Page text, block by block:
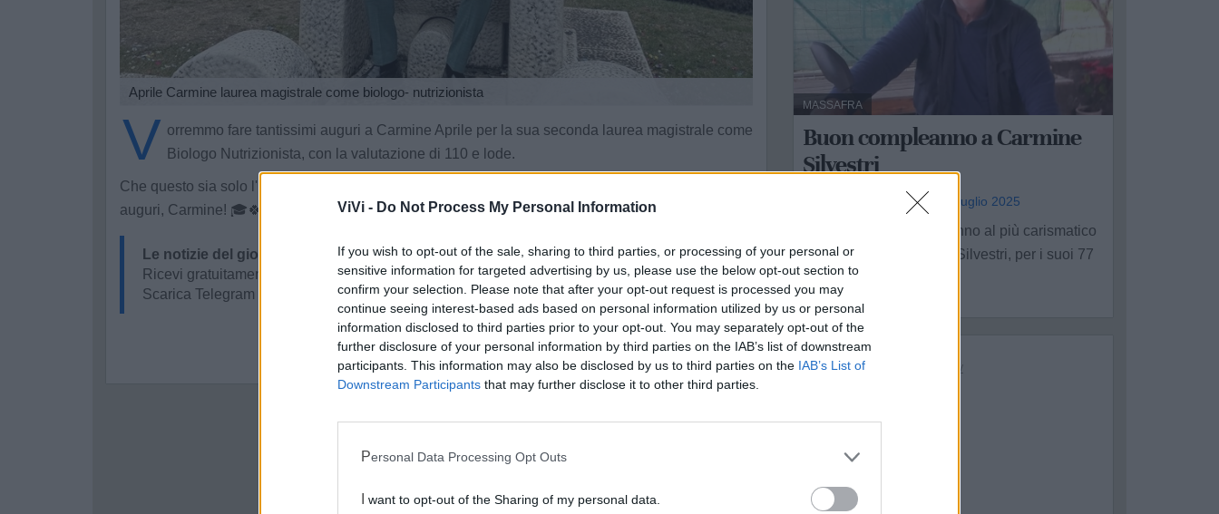
ViVi - Do Not Process My Personal Information
If you wish to opt-out of the sale, sharing to third parties, or processing of your personal or
sensitive information for targeted advertising by us, please use the below opt-out section to
confirm your selection. Please note that after your opt-out request is processed you may
continue seeing interest-based ads based on personal information utilized by us or personal
information disclosed to third parties prior to your opt-out. You may separately opt-out of the
further disclosure of your personal information by third parties on the IAB’s list of downstream
participants. This information may also be disclosed by us to third parties on the IAB’s List of
Downstream Participants that may further disclose it to other third parties.
Personal Data Processing Opt Outs
I want to opt-out of the Sharing of my personal data.
Aprile Carmine laurea magistrale come biologo- nutrizionista
V orremmo fare tantissimi auguri a Carmine Aprile per la sua seconda laurea magistrale come
Biologo Nutrizionista, con la valutazione di 110 e lode.
Che questo sia solo l'inizio di un lungo cammino verso la realizzazione dei suoi sogni. Tantissimi
auguri, Carmine! 🎓🍀❤️
Le notizie del giorno sul tuo smartphone
Ricevi gratuitamente ogni giorno le notizie della tua città direttamente sul tuo smartphone.
Scarica Telegram e
MASSAFRA
Buon compleanno a Carmine
Silvestri
Massimo Pavone - mer 16 luglio 2025
Auguri di buon compleanno al più carismatico
dei presidenti, Carmine Silvestri, per i suoi 77
anni! È ...